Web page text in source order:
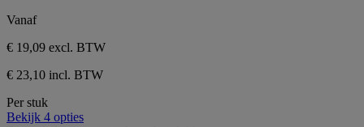
Vanaf
€ 19,09 excl. BTW
€ 23,10 incl. BTW
Per stuk
Bekijk 4 opties